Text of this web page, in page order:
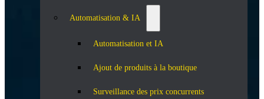
Automatisation & IA
Automatisation et IA
Ajout de produits à la boutique
Surveillance des prix concurrents